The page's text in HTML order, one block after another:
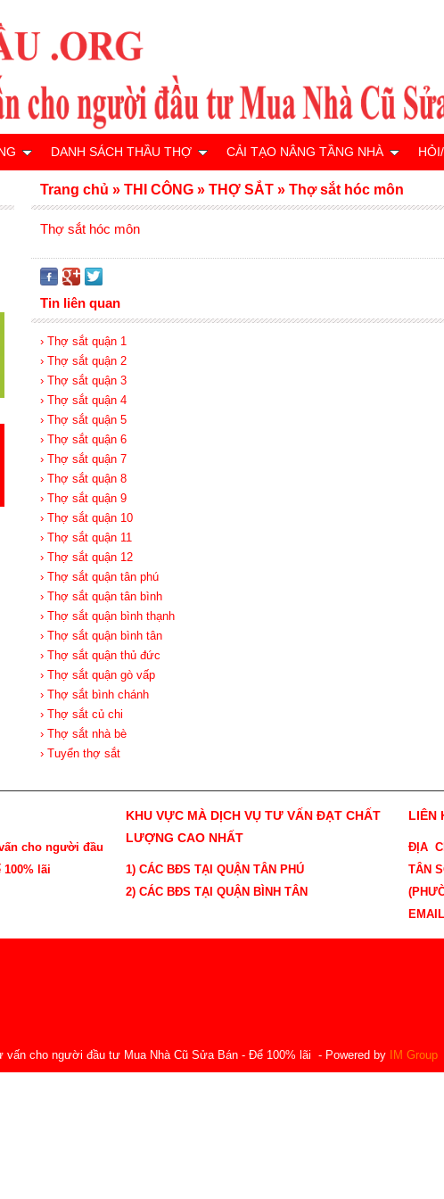
Thợ sắt hóc môn
Tin liên quan
› Thợ sắt quận 1
› Thợ sắt quận 2
› Thợ sắt quận 3
› Thợ sắt quận 4
› Thợ sắt quận 5
› Thợ sắt quận 6
› Thợ sắt quận 7
› Thợ sắt quận 8
› Thợ sắt quận 9
› Thợ sắt quận 10
› Thợ sắt quận 11
› Thợ sắt quận 12
› Thợ sắt quận tân phú
› Thợ sắt quận tân bình
› Thợ sắt quận bình thạnh
› Thợ sắt quận bình tân
› Thợ sắt quận thủ đức
› Thợ sắt quận gò vấp
› Thợ sắt bình chánh
› Thợ sắt củ chi
› Thợ sắt nhà bè
› Tuyển thợ sắt
Trang chủ »THI CÔNG »THỢ SẮT »Thợ sắt hóc môn
DANH SÁCH THẦU THỢ CẢI TẠO NÂNG TẦNG NHÀ
cho người đầu
100% lãi
KHU VỰC MÀ DỊCH VỤ TƯ VẤN ĐẠT CHẤT
LƯỢNG CAO NHẤT
1) CÁC BĐS TẠI QUẬN TÂN PHÚ
2) CÁC BĐS TẠI QUẬN BÌNH TÂN
LIÊN
ĐỊA
TÂN
vấn cho người đầu tư Mua Nhà Cũ Sửa Bán - Để 100% lãi - Powered by IM Group